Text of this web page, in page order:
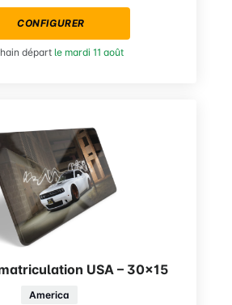
CONFIGURER
départ le mardi 11 août
USA – 30×15
America